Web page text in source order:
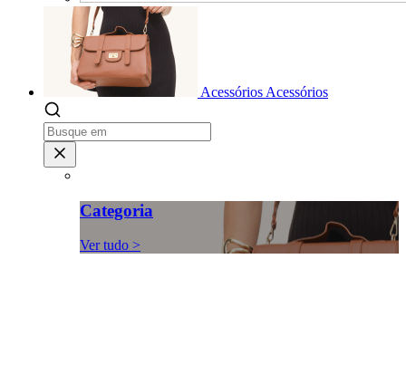
Acessórios Acessórios
Categoria
Ver tudo >